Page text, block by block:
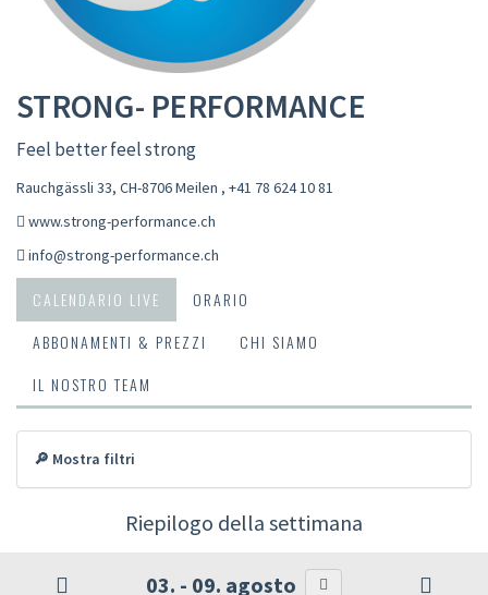
STRONG- PERFORMANCE
Feel better feel strong
Rauchgässli 33, CH-8706 Meilen , +41 78 624 10 81
www.strong-performance.ch
info@strong-performance.ch
CALENDARIO LIVE
ORARIO
ABBONAMENTI & PREZZI
CHI SIAMO
IL NOSTRO TEAM
🔎 Mostra filtri
Riepilogo della settimana
03. - 09. agosto